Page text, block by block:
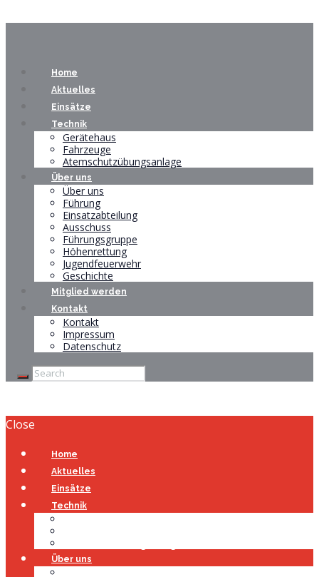
Home
Aktuelles
Einsätze
Technik
Gerätehaus
Fahrzeuge
Atemschutzübungsanlage
Über uns
Über uns
Führung
Einsatzabteilung
Ausschuss
Führungsgruppe
Höhenrettung
Jugendfeuerwehr
Geschichte
Mitglied werden
Kontakt
Kontakt
Impressum
Datenschutz
Close
Home
Aktuelles
Einsätze
Technik
Über uns